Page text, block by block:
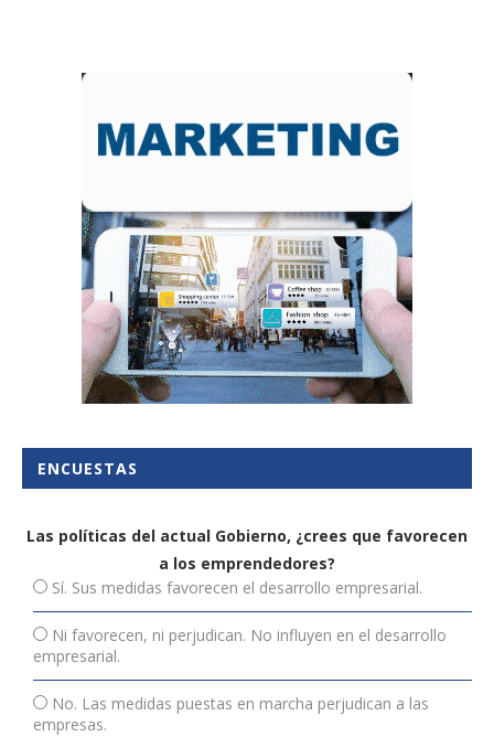
ENCUESTAS
Las políticas del actual Gobierno, ¿crees que favorecen
a los emprendedores?
Sí. Sus medidas favorecen el desarrollo empresarial.
Ni favorecen, ni perjudican. No influyen en el desarrollo
empresarial.
No. Las medidas puestas en marcha perjudican a las
empresas.